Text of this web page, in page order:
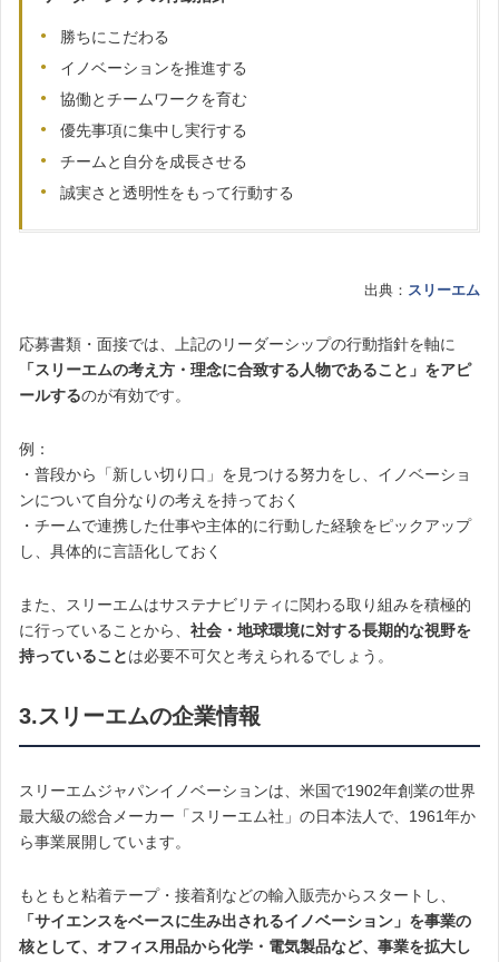
勝ちにこだわる
イノベーションを推進する
協働とチームワークを育む
優先事項に集中し実行する
チームと自分を成長させる
誠実さと透明性をもって行動する
出典： スリーエム
応募書類・面接では、上記のリーダーシップの行動指針を軸に
「スリーエムの考え方・理念に合致する人物であること」をアピ
ールするのが有効です。
例：
・普段から「新しい切り口」を見つける努力をし、イノベーショ
ンについて自分なりの考えを持っておく
・チームで連携した仕事や主体的に行動した経験をピックアップ
し、具体的に言語化しておく
また、スリーエムはサステナビリティに関わる取り組みを積極的
に行っていることから、 社会・地球環境に対する長期的な視野を
持っていることは必要不可欠と考えられるでしょう。
3.スリーエムの企業情報
スリーエムジャパンイノベーションは、米国で1902年創業の世界
最大級の総合メーカー「スリーエム社」の日本法人で、1961年か
ら事業展開しています。
もともと粘着テープ・接着剤などの輸入販売からスタートし、
「サイエンスをベースに生み出されるイノベーション」を事業の
核として、オフィス用品から化学・電気製品など、事業を拡大し